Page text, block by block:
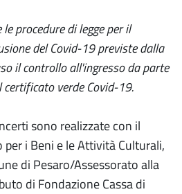
procedure di legge per il
del Covid-19 previste dalla
il controllo all'ingresso da parte
verde Covid-19.
sono realizzate con il
i Beni e le Attività Culturali,
di Pesaro/Assessorato alla
di Fondazione Cassa di